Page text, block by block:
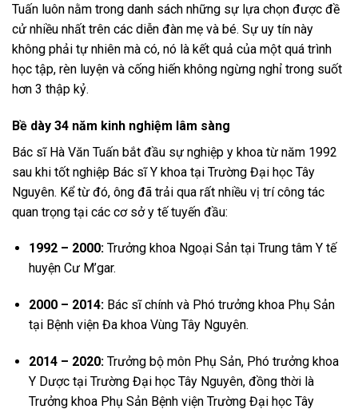
Tuấn luôn nằm trong danh sách những sự lựa chọn được đề
cử nhiều nhất trên các diễn đàn mẹ và bé. Sự uy tín này
không phải tự nhiên mà có, nó là kết quả của một quá trình
học tập, rèn luyện và cống hiến không ngừng nghỉ trong suốt
hơn 3 thập kỷ.
Bề dày 34 năm kinh nghiệm lâm sàng
Bác sĩ Hà Văn Tuấn bắt đầu sự nghiệp y khoa từ năm 1992
sau khi tốt nghiệp Bác sĩ Y khoa tại Trường Đại học Tây
Nguyên. Kể từ đó, ông đã trải qua rất nhiều vị trí công tác
quan trọng tại các cơ sở y tế tuyến đầu:
1992 – 2000:Trưởng khoa Ngoại Sản tại Trung tâm Y tế
huyện Cư M’gar.
2000 – 2014:Bác sĩ chính và Phó trưởng khoa Phụ Sản
tại Bệnh viện Đa khoa Vùng Tây Nguyên.
2014 – 2020:Trưởng bộ môn Phụ Sản, Phó trưởng khoa
Y Dược tại Trường Đại học Tây Nguyên, đồng thời là
Trưởng khoa Phụ Sản Bệnh viện Trường Đại học Tây